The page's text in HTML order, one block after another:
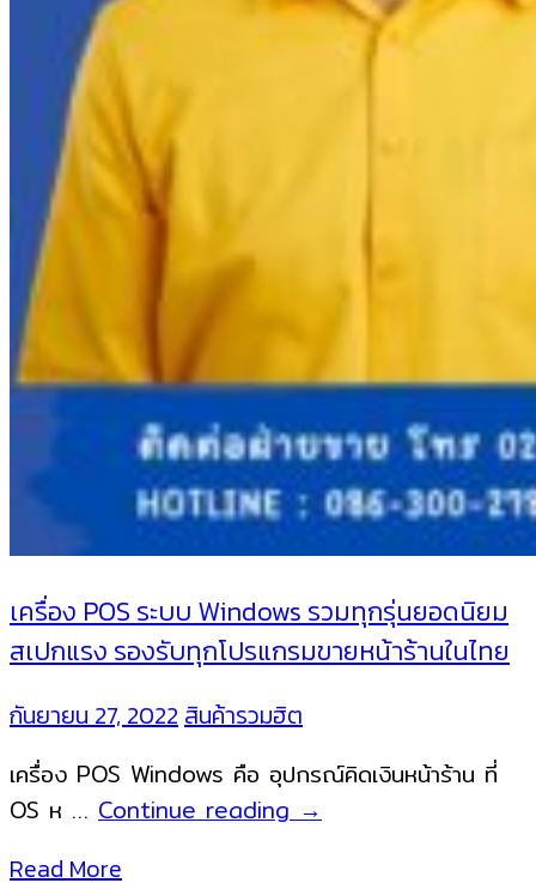
เครื่อง POS ระบบ Windows รวมทุกรุ่นยอดนิยม
สเปกแรง รองรับทุกโปรแกรมขายหน้าร้านในไทย
กันยายน 27, 2022สินค้ารวมฮิต
เครื่อง POS Windows คือ อุปกรณ์คิดเงินหน้าร้าน ที่
OS ห … Continue readingเครื่อง
→
Read More